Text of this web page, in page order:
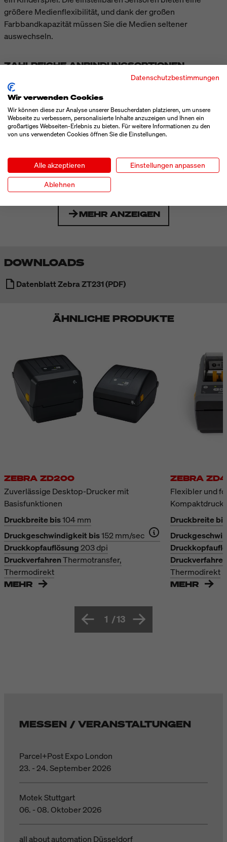
größere Medienflexibilität, und dank der großen
Farbbandkapazität müssen Sie die Medien seltener
auswechseln.
ZAHLREICHE ANBINDUNGSOPTIONEN
Profitieren Sie von einer Vielzahl von Standard-
Anbindungsmöglichkeiten, einschließlich USB, seriell,
Antippen mit einem kompatiblen Mobilgerät dank Print
Touch-Chip (NFC). Fügen Sie einen zweiten Ethernet-Port,
802.11ac oder einen Applikatoranschluss hinzu.
TECHNISCHE DATEN
MEHR ANZEIGEN
DOWNLOADS
Datenblatt Zebra ZT231 (PDF)
ÄHNLICHE PRODUKTE
ZEBRA ZD200
Zuverlässige Desktop-Drucker mit
Basisfunktionen
Druckbreite bis104 mm
Druckgeschwindigkeit bis152 mm/sec
Druckkopfauflösung203 dpi
DruckverfahrenThermotransfer,
Thermodirekt
MEHR
ZEBRA
Flexibler und
Druckbreite bis
Druckverfahren
Thermodirekt
MEHR
1 /13
MESSEN / VERANSTALTUNGEN
Parcel+Post Expo London
23. - 24. September 2026
Motek Stuttgart
06. - 08. Oktober 2026
all about automation Düsseldorf
Datenschutzbestimmungen
Wir verwenden Cookies
Wir können diese zur Analyse unserer Besucherdaten platzieren, um unsere
Webseite zu verbessern, personalisierte Inhalte anzuzeigen und Ihnen ein
großartiges Webseiten-Erlebnis zu bieten. Für weitere Informationen zu den
von uns verwendeten Cookies öffnen Sie die Einstellungen.
Alle akzeptieren Einstellungen anpassen
Ablehnen